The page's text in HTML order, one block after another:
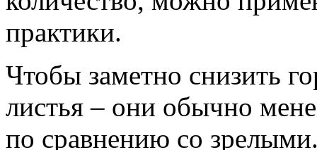
практики.
Чтобы заметно снизить
листья – они обычно
по сравнению со